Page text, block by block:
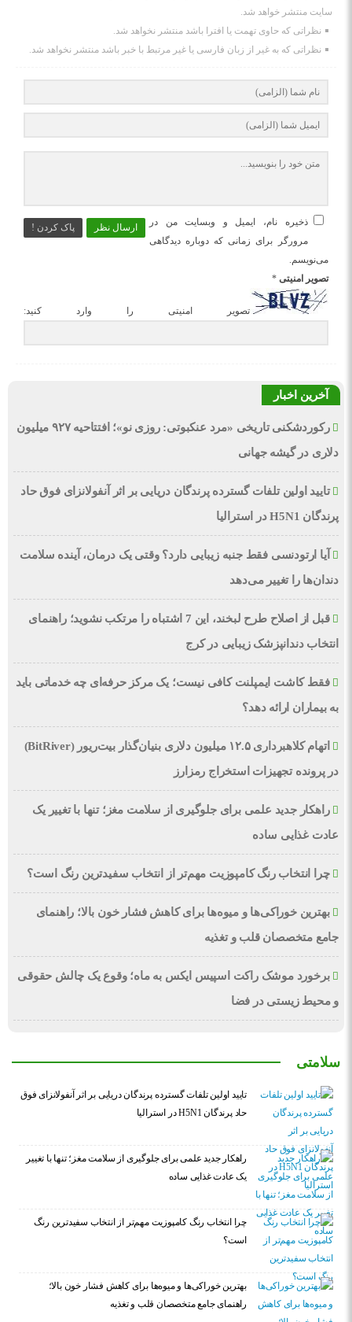
سایت منتشر خواهد شد.
نظراتی که حاوی تهمت یا افترا باشد منتشر نخواهد شد.
نظراتی که به غیر از زبان فارسی یا غیر مرتبط با خبر باشد منتشر نخواهد شد.
ارسال نظر پاک کردن !
ذخیره نام، ایمیل و وبسایت من در
مرورگر برای زمانی که دوباره دیدگاهی
می‌نویسم.
تصویر امنیتی *
تصویر امنیتی را وارد کنید:
آخرین اخبار
رکوردشکنی تاریخی «مرد عنکبوتی: روزی نو»؛ افتتاحیه ۹۲۷ میلیون
دلاری در گیشه جهانی
تایید اولین تلفات گسترده پرندگان دریایی بر اثر آنفولانزای فوق حاد
پرندگان H5N1 در استرالیا
آیا ارتودنسی فقط جنبه زیبایی دارد؟ وقتی یک درمان، آینده سلامت
دندان‌ها را تغییر می‌دهد
قبل از اصلاح طرح لبخند، این 7 اشتباه را مرتکب نشوید؛ راهنمای
انتخاب دندانپزشک زیبایی در کرج
فقط کاشت ایمپلنت کافی نیست؛ یک مرکز حرفه‌ای چه خدماتی باید
به بیماران ارائه دهد؟
اتهام کلاهبرداری ۱۲.۵ میلیون دلاری بنیان‌گذار بیت‌ریور (BitRiver)
در پرونده تجهیزات استخراج رمزارز
راهکار جدید علمی برای جلوگیری از سلامت مغز؛ تنها با تغییر یک
عادت غذایی ساده
چرا انتخاب رنگ کامپوزیت مهم‌تر از انتخاب سفیدترین رنگ است؟
بهترین خوراکی‌ها و میوه‌ها برای کاهش فشار خون بالا؛ راهنمای
جامع متخصصان قلب و تغذیه
برخورد موشک راکت اسپیس ایکس به ماه؛ وقوع یک چالش حقوقی
و محیط زیستی در فضا
سلامتی
تایید اولین تلفات گسترده پرندگان دریایی بر اثر آنفولانزای فوق
حاد پرندگان H5N1 در استرالیا
راهکار جدید علمی برای جلوگیری از سلامت مغز؛ تنها با تغییر
یک عادت غذایی ساده
چرا انتخاب رنگ کامپوزیت مهم‌تر از انتخاب سفیدترین رنگ
است؟
بهترین خوراکی‌ها و میوه‌ها برای کاهش فشار خون بالا؛
راهنمای جامع متخصصان قلب و تغذیه